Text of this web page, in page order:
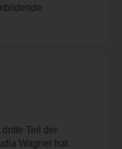
dritte Teil der
Wagner hat